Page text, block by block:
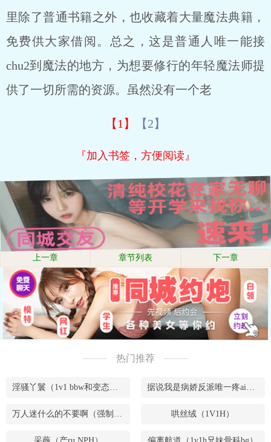
里除了普通书籍之外，也收藏着大量魔法典籍，
免费供大家借阅。总之，这是普通人唯一能接
chu2到魔法的地方，为想要修行的年轻魔法师提
供了一切所需的资源。虽然没有一个老
【1】 【2】
『加入书签，方便阅读』
上一章 章节列表 下一章
热门推荐
淫骚丫鬟（1v1 bbw和变态腹黑男） 据说我是病娇反派唯一疼ai的妹妹（兄妹骨）
万人迷什么的不要啊（强制NPH） 哄丝绒（1V1H）